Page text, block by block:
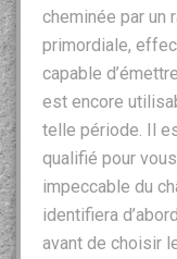
cheminée par un
primordiale,
capable
est encore
telle période. Il
qualifié pour
impeccable du
identifiera
avant de choisir